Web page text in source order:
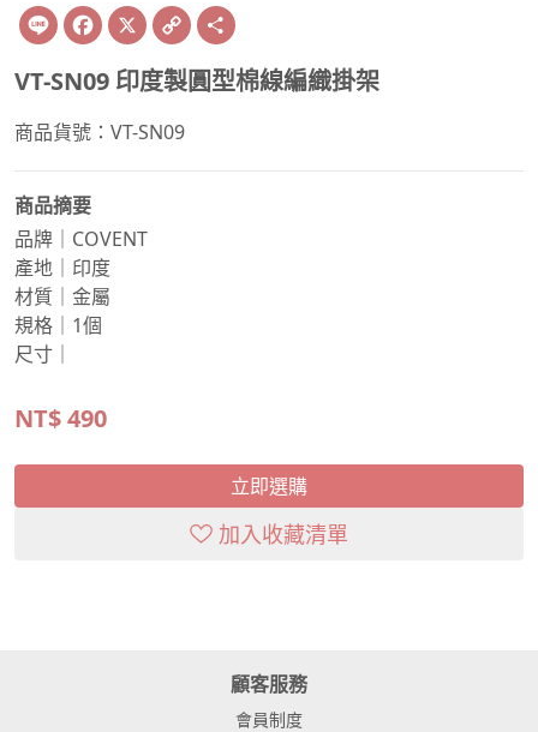
Line Facebook
X Copy
Link
VT-SN09 印度製圓型棉線編織掛架
商品貨號：VT-SN09
商品摘要
品牌｜COVENT
產地｜印度
材質｜金屬
規格｜1個
尺寸｜
NT$490
立即選購
加入收藏清單
顧客服務
會員制度